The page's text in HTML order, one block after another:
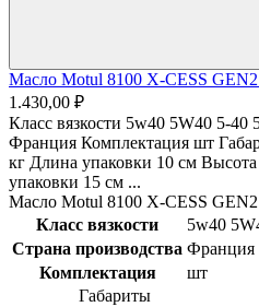
Масло Motul 8100 X-CESS
1.430,00 ₽
Класс вязкости 5w40 5W40 5-40
Франция Комплектация шт
кг Длина упаковки 10 см
упаковки 15 см ...
Масло Motul 8100 X-CESS
Класс вязкости
5w40
Страна производства Франция
Комплектация
шт
Габариты